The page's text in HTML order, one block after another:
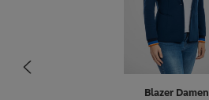
Blazer Damen